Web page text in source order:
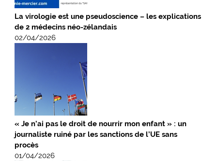
La virologie est une pseudoscience – les explications
de 2 médecins néo-zélandais
02/04/2026
« Je n’ai pas le droit de nourrir mon enfant » : un
journaliste ruiné par les sanctions de l’UE sans
procès
01/04/2026